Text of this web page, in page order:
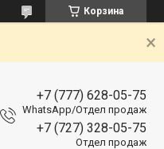
Корзина
+7 (777) 628-05-75
WhatsApp/Отдел продаж
+7 (727) 328-05-75
Отдел продаж